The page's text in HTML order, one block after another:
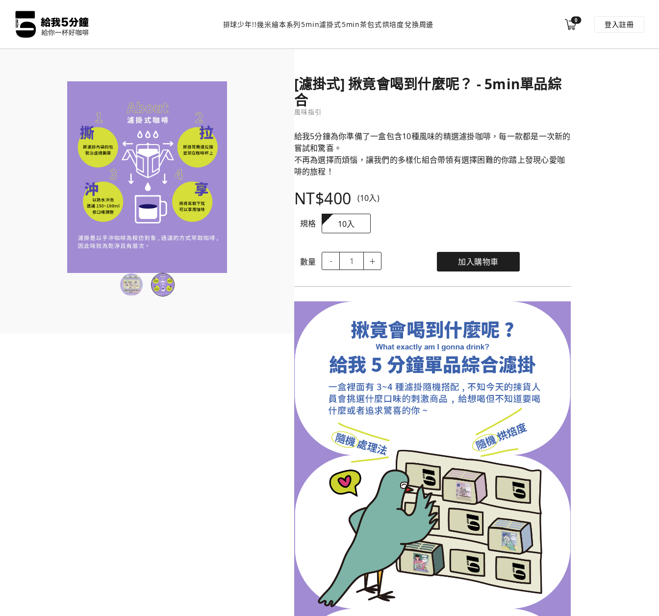
排球少年!!幾米繪本系列5min濾掛式5min茶包式烘培度兌換周邊 0 登入註冊
[濾掛式] 揪竟會喝到什麼呢？ - 5min單品綜
合
風味指引
給我5分鐘為你準備了一盒包含10種風味的精選濾掛咖啡，每一款都是一次新的
嘗試和驚喜。
不再為選擇而煩惱，讓我們的多樣化組合帶領有選擇困難的你踏上發現心愛咖
啡的旅程！
NT$400 (10入)
規格 10入
數量 - ＋ 加入購物車